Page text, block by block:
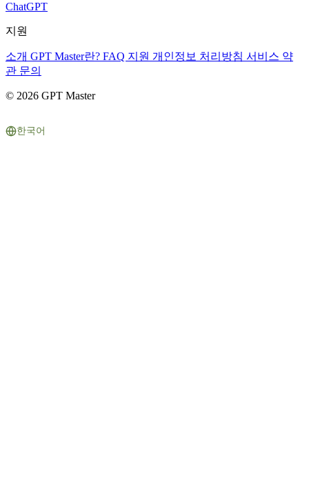
ChatGPT
지원
소개 GPT Master란? FAQ 지원 개인정보 처리방침 서비스 약
관 문의
© 2026 GPT Master
한국어